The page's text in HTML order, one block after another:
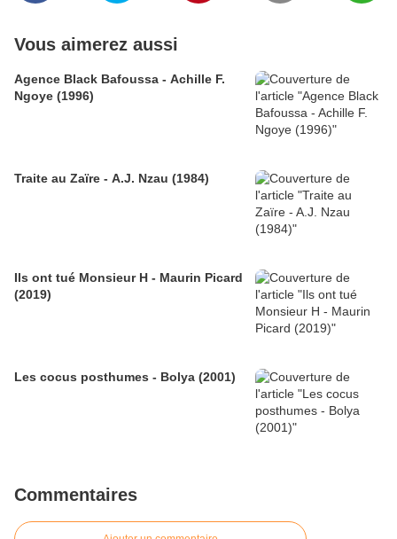
Vous aimerez aussi
Agence Black Bafoussa - Achille F.
Ngoye (1996)
Traite au Zaïre - A.J. Nzau (1984)
Ils ont tué Monsieur H - Maurin Picard
(2019)
Les cocus posthumes - Bolya (2001)
Commentaires